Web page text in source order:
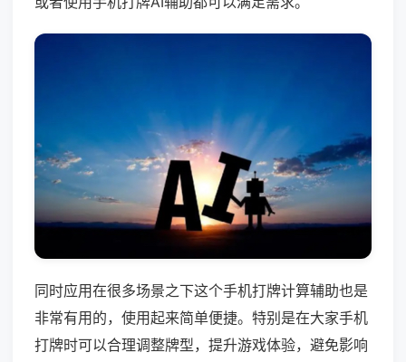
同时应用在很多场景之下这个手机打牌计算辅助也是
非常有用的，使用起来简单便捷。特别是在大家手机
打牌时可以合理调整牌型，提升游戏体验，避免影响